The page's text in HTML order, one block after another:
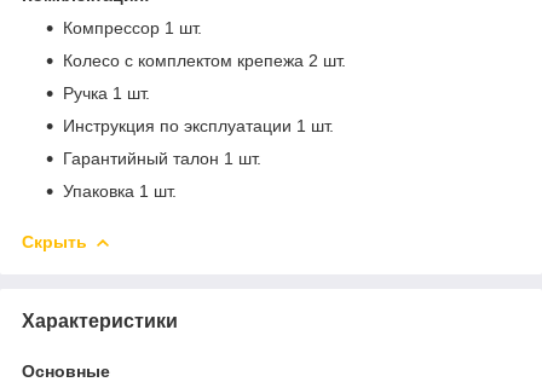
Компрессор 1 шт.
Колесо с комплектом крепежа 2 шт.
Ручка 1 шт.
Инструкция по эксплуатации 1 шт.
Гарантийный талон 1 шт.
Упаковка 1 шт.
Скрыть
Характеристики
Основные